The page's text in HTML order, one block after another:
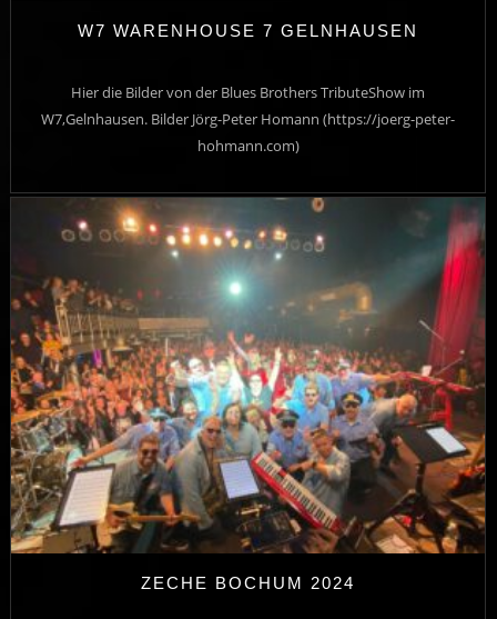
W7 WARENHOUSE 7 GELNHAUSEN
Hier die Bilder von der Blues Brothers TributeShow im
W7,Gelnhausen. Bilder Jörg-Peter Homann (https://joerg-peter-
hohmann.com)
ZECHE BOCHUM 2024